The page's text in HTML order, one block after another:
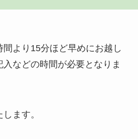
より15分ほど早めにお越し
入などの時間が必要となりま
ます。